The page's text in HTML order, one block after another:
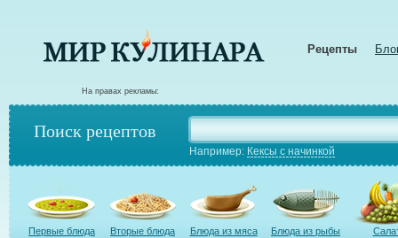
Рецепты
На правах рекламы:
Поиск рецептов
Например: Кексы с начинкой
Первые блюда Вторые блюда Блюда из мяса Блюда из рыбы